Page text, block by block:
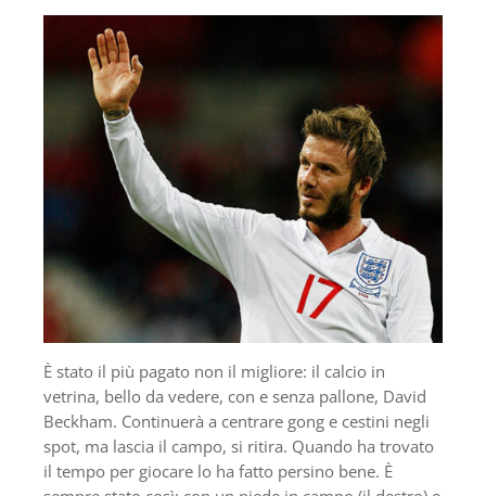
È stato il più pagato non il migliore: il calcio in
vetrina, bello da vedere, con e senza pallone, David
Beckham. Continuerà a centrare gong e cestini negli
spot, ma lascia il campo, si ritira. Quando ha trovato
il tempo per giocare lo ha fatto persino bene. È